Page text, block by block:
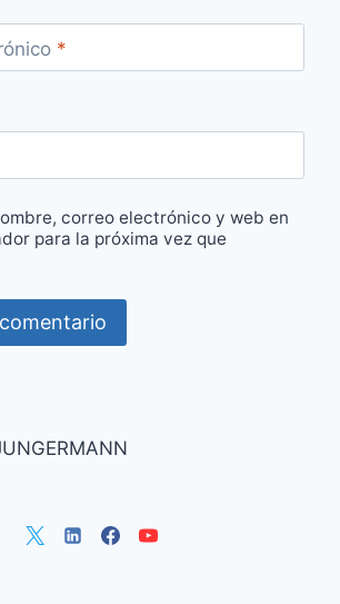
*
correo electrónico y web en
para la próxima vez que